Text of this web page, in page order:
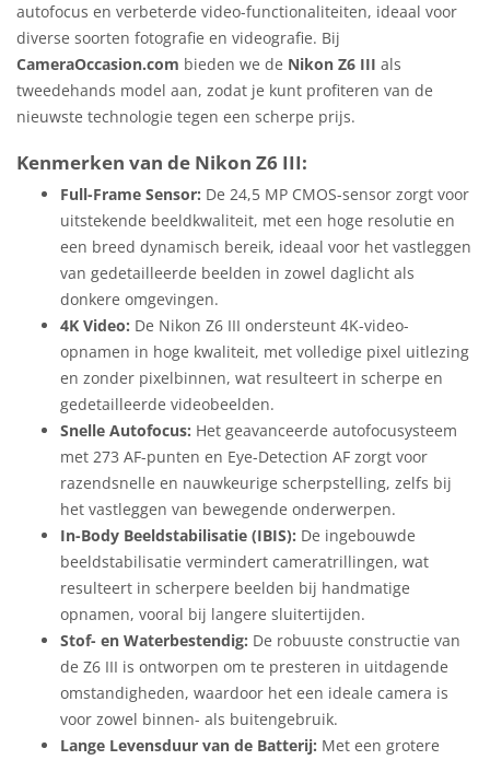
autofocus en verbeterde video-functionaliteiten, ideaal voor
diverse soorten fotografie en videografie. Bij
CameraOccasion.com bieden we de Nikon Z6 III als
tweedehands model aan, zodat je kunt profiteren van de
nieuwste technologie tegen een scherpe prijs.
Kenmerken van de Nikon Z6 III:
Full-Frame Sensor: De 24,5 MP CMOS-sensor zorgt voor
uitstekende beeldkwaliteit, met een hoge resolutie en
een breed dynamisch bereik, ideaal voor het vastleggen
van gedetailleerde beelden in zowel daglicht als
donkere omgevingen.
4K Video: De Nikon Z6 III ondersteunt 4K-video-
opnamen in hoge kwaliteit, met volledige pixel uitlezing
en zonder pixelbinnen, wat resulteert in scherpe en
gedetailleerde videobeelden.
Snelle Autofocus: Het geavanceerde autofocusysteem
met 273 AF-punten en Eye-Detection AF zorgt voor
razendsnelle en nauwkeurige scherpstelling, zelfs bij
het vastleggen van bewegende onderwerpen.
In-Body Beeldstabilisatie (IBIS): De ingebouwde
beeldstabilisatie vermindert cameratrillingen, wat
resulteert in scherpere beelden bij handmatige
opnamen, vooral bij langere sluitertijden.
Stof- en Waterbestendig: De robuuste constructie van
de Z6 III is ontworpen om te presteren in uitdagende
omstandigheden, waardoor het een ideale camera is
voor zowel binnen- als buitengebruik.
Lange Levensduur van de Batterij: Met een grotere